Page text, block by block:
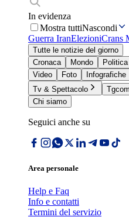
In evidenza
Mostra tuttiNascondi
Guerra IranElezioniCrans
Tutte le notizie del giorno
Cronaca
Mondo Politica
Video
Foto Infografiche
Tv & Spettacolo
Chi siamo
Seguici anche su
Area personale
Help e Faq
Info e contatti
Termini del servizio